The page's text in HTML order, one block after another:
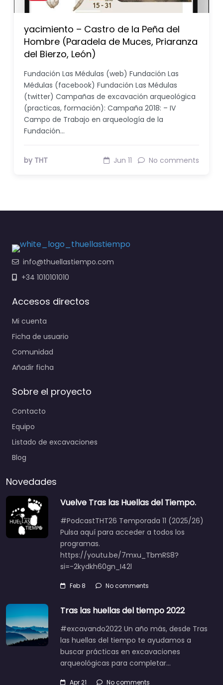
yacimiento – Castro de la Peña del
Hombre (Paradela de Muces, Priaranza
del Bierzo, León)
Fundación Las Médulas (web) Fundación Las
Médulas (facebook) Fundación Las Médulas
(twitter) Campañas de excavación arqueológica
(practicas, formación): Campaña 2018: – IV
Campo de Trabajo en arqueología de la
Fundación…
by THT Jun 11 No comments
info@thuellastiempo.com
+34 1010101010
Accesos directos
Mi cuenta
Ficha de usuario
Comunidad
Añadir ficha
Sobre el proyecto
Contacto
Equipo
Listado de excavaciones
Blog
Novedades
Vuelve Tras las Huellas del Tiempo.
#PodcastTHT26 Temporada 11 (2025/26)
Pulsa aquí para acceder a todos los
programas.
https://youtu.be/7mxu_TbmRS8?
si=-2kydkh60gn_I42l
Feb 8 No comments
Tras las huellas del tiempo 2022
#excavando2022 Un año más, desde Tras
las huellas del tiempo te ayudamos a
buscar prácticas en excavaciones
arqueológicas para completar…
Apr 21 No comments